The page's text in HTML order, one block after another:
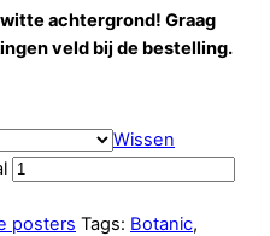
achtergrond! Graag
veld bij de bestelling.
Wissen
posters Tags: Botanic,